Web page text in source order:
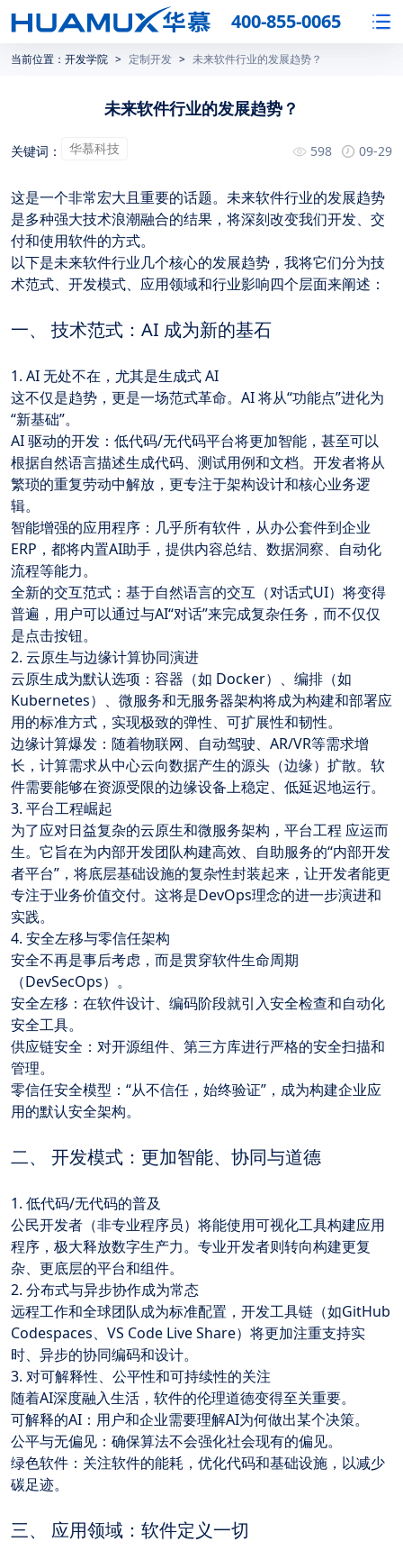
400-855-0065
当前位置： 开发学院 > 定制开发 > 未来软件行业的发展趋势？
未来软件行业的发展趋势？
关键词： 华慕科技 598 09-29
这是一个非常宏大且重要的话题。未来软件行业的发展趋势
是多种强大技术浪潮融合的结果，将深刻改变我们开发、交
付和使用软件的方式。
以下是未来软件行业几个核心的发展趋势，我将它们分为技
术范式、开发模式、应用领域和行业影响四个层面来阐述：
一、 技术范式：AI 成为新的基石
1. AI 无处不在，尤其是生成式 AI
这不仅是趋势，更是一场范式革命。AI 将从“功能点”进化为
“新基础”。
AI 驱动的开发：低代码/无代码平台将更加智能，甚至可以
根据自然语言描述生成代码、测试用例和文档。开发者将从
繁琐的重复劳动中解放，更专注于架构设计和核心业务逻
辑。
智能增强的应用程序：几乎所有软件，从办公套件到企业
ERP，都将内置AI助手，提供内容总结、数据洞察、自动化
流程等能力。
全新的交互范式：基于自然语言的交互（对话式UI）将变得
普遍，用户可以通过与AI“对话”来完成复杂任务，而不仅仅
是点击按钮。
2. 云原生与边缘计算协同演进
云原生成为默认选项：容器（如 Docker）、编排（如
Kubernetes）、微服务和无服务器架构将成为构建和部署应
用的标准方式，实现极致的弹性、可扩展性和韧性。
边缘计算爆发：随着物联网、自动驾驶、AR/VR等需求增
长，计算需求从中心云向数据产生的源头（边缘）扩散。软
件需要能够在资源受限的边缘设备上稳定、低延迟地运行。
3. 平台工程崛起
为了应对日益复杂的云原生和微服务架构，平台工程 应运而
生。它旨在为内部开发团队构建高效、自助服务的“内部开发
者平台”，将底层基础设施的复杂性封装起来，让开发者能更
专注于业务价值交付。这将是DevOps理念的进一步演进和
实践。
4. 安全左移与零信任架构
安全不再是事后考虑，而是贯穿软件生命周期
（DevSecOps）。
安全左移：在软件设计、编码阶段就引入安全检查和自动化
安全工具。
供应链安全：对开源组件、第三方库进行严格的安全扫描和
管理。
零信任安全模型：“从不信任，始终验证”，成为构建企业应
用的默认安全架构。
二、 开发模式：更加智能、协同与道德
1. 低代码/无代码的普及
公民开发者（非专业程序员）将能使用可视化工具构建应用
程序，极大释放数字生产力。专业开发者则转向构建更复
杂、更底层的平台和组件。
2. 分布式与异步协作成为常态
远程工作和全球团队成为标准配置，开发工具链（如GitHub
Codespaces、VS Code Live Share）将更加注重支持实
时、异步的协同编码和设计。
3. 对可解释性、公平性和可持续性的关注
随着AI深度融入生活，软件的伦理道德变得至关重要。
可解释的AI：用户和企业需要理解AI为何做出某个决策。
公平与无偏见：确保算法不会强化社会现有的偏见。
绿色软件：关注软件的能耗，优化代码和基础设施，以减少
碳足迹。
三、 应用领域：软件定义一切